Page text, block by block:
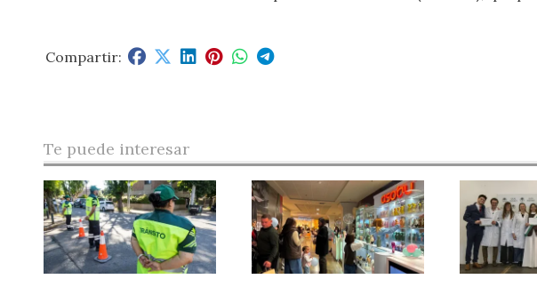
Te puede interesar